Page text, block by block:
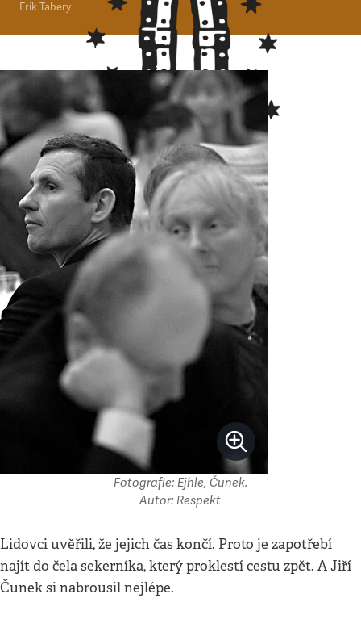
Erik Tabery
Fotografie: Ejhle, Čunek.
Autor: Respekt
Lidovci uvěřili, že jejich čas končí. Proto je zapotřebí
najít do čela sekerníka, který proklestí cestu zpět. A Jiří
Čunek si nabrousil nejlépe.